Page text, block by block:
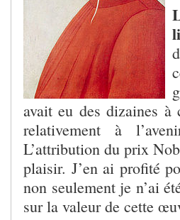
avait eu des dizaines à
relativement à
L’attribution du prix
plaisir. J’en ai profité
non seulement je n’ai
sur la valeur de cette